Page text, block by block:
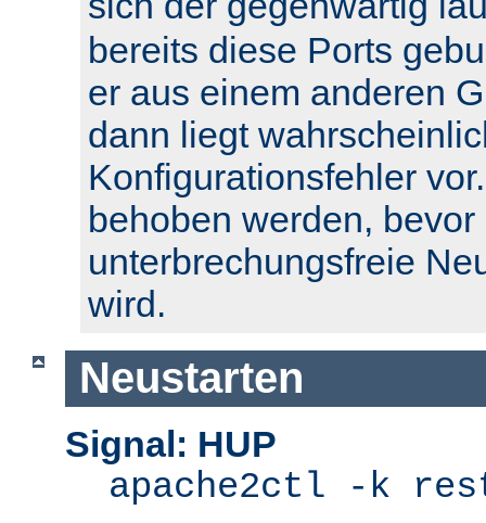
bereits diese Ports
er aus einem anderen
dann liegt
Konfigurationsfehler
behoben werden, bevor
unterbrechungsfreie
wird.
Neustarten
Signal: HUP
apache2ctl -k